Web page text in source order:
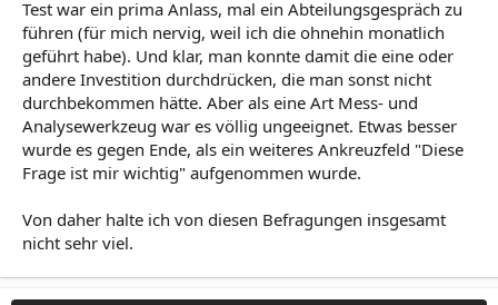
Test war ein prima Anlass, mal ein Abteilungsgespräch zu
führen (für mich nervig, weil ich die ohnehin monatlich
geführt habe). Und klar, man konnte damit die eine oder
andere Investition durchdrücken, die man sonst nicht
durchbekommen hätte. Aber als eine Art Mess- und
Analysewerkzeug war es völlig ungeeignet. Etwas besser
wurde es gegen Ende, als ein weiteres Ankreuzfeld "Diese
Frage ist mir wichtig" aufgenommen wurde.
Von daher halte ich von diesen Befragungen insgesamt
nicht sehr viel.